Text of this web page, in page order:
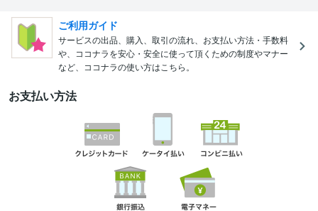
ご利用ガイド
サービスの出品、購入、取引の流れ、お支払い方法・手数料
や、ココナラを安心・安全に使って頂くための制度やマナー
など、ココナラの使い方はこちら。
お支払い方法